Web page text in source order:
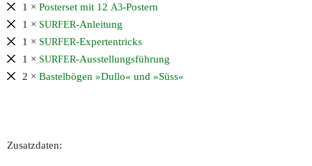
1 × Posterset mit 12 A3-Postern
1 × SURFER-Anleitung
1 × SURFER-Expertentricks
1 × SURFER-Ausstellungsführung
2 × Bastelbögen »Dullo« und »Süss«
Zusatzdaten: